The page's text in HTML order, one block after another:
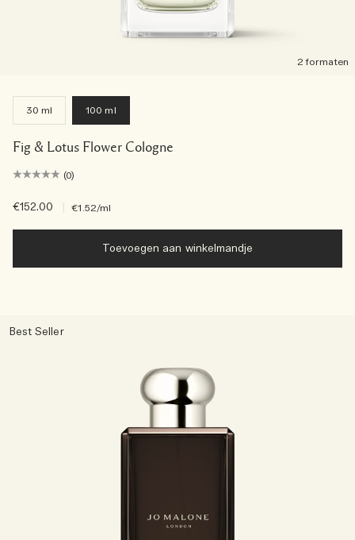
2 formaten
30 ml 100 ml
Fig & Lotus Flower Cologne
(0)
€152.00 €1.52/ml
Toevoegen aan winkelmandje
Best Seller